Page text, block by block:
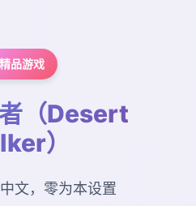
品游戏
（Desert
）
文，零为本设置